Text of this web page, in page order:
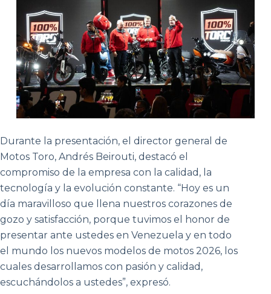
Durante la presentación, el director general de
Motos Toro, Andrés Beirouti, destacó el
compromiso de la empresa con la calidad, la
tecnología y la evolución constante. “Hoy es un
día maravilloso que llena nuestros corazones de
gozo y satisfacción, porque tuvimos el honor de
presentar ante ustedes en Venezuela y en todo
el mundo los nuevos modelos de motos 2026, los
cuales desarrollamos con pasión y calidad,
escuchándolos a ustedes”, expresó.